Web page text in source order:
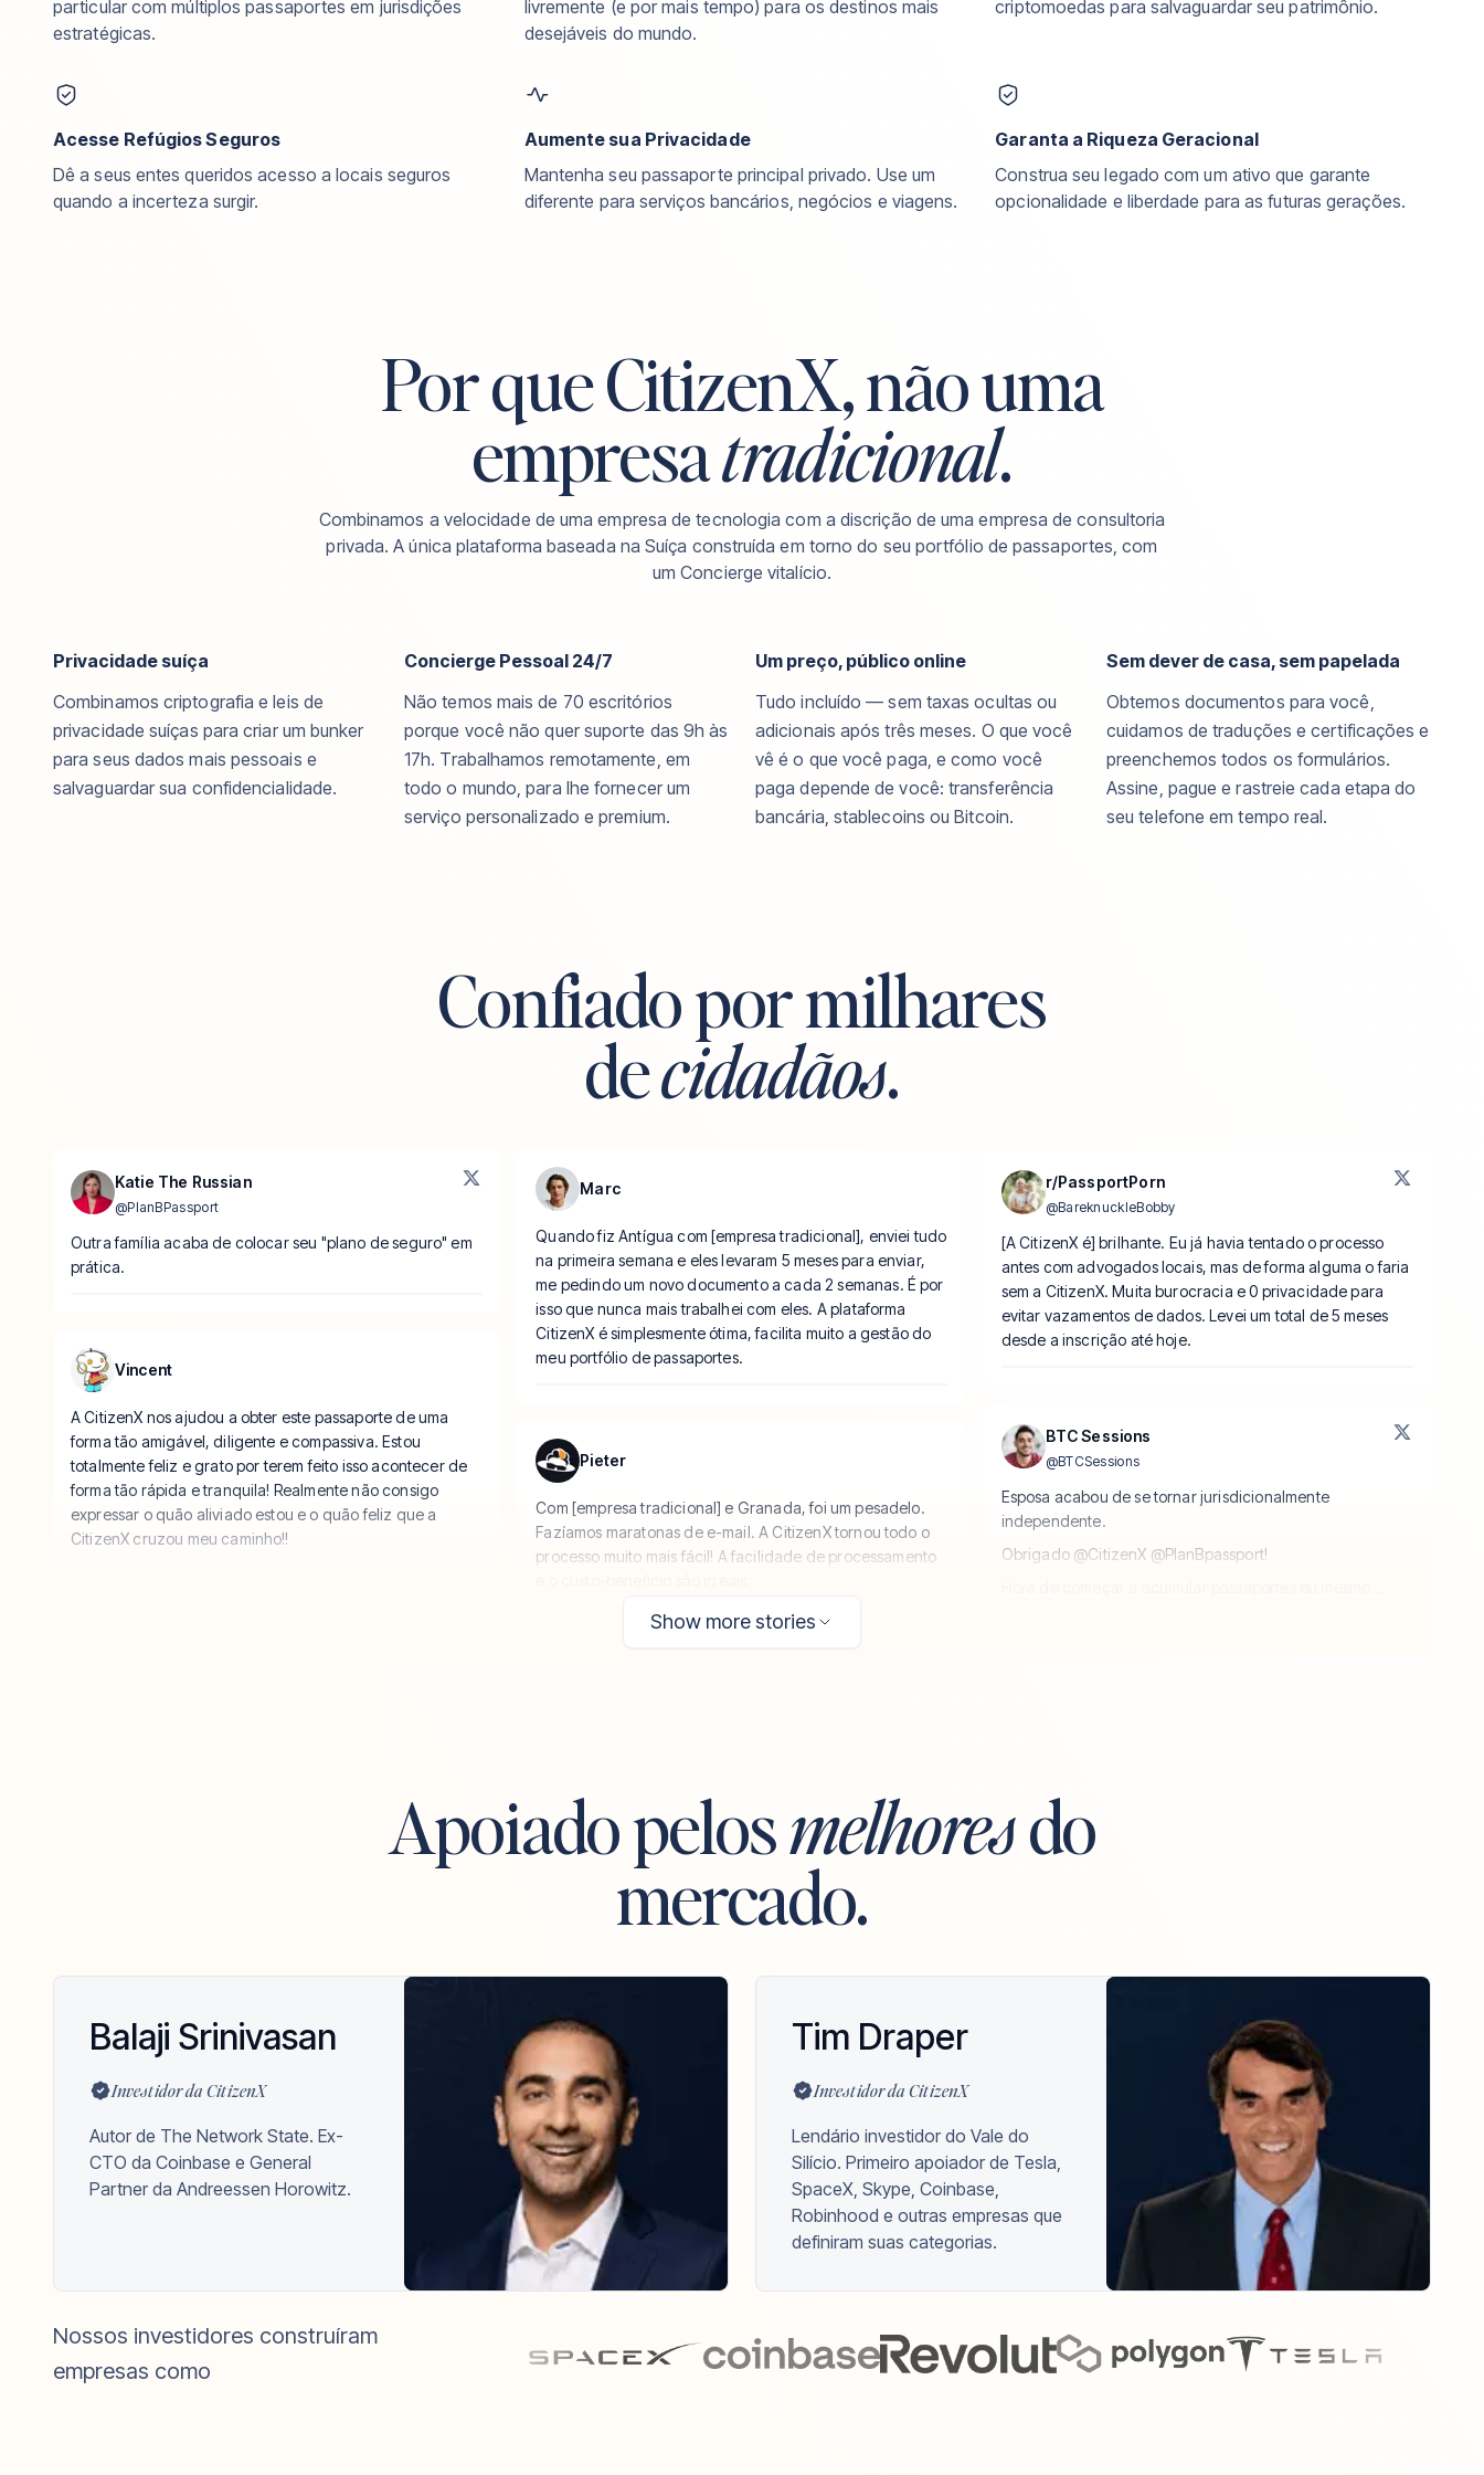
particular com múltiplos passaportes em jurisdições
estratégicas.
livremente (e por mais tempo) para os destinos mais
desejáveis do mundo.
criptomoedas para salvaguardar seu patrimônio.
Acesse Refúgios Seguros
Dê a seus entes queridos acesso a locais seguros
quando a incerteza surgir.
Aumente sua Privacidade
Mantenha seu passaporte principal privado. Use um
diferente para serviços bancários, negócios e viagens.
Garanta a Riqueza Geracional
Construa seu legado com um ativo que garante
opcionalidade e liberdade para as futuras gerações.
Por que CitizenX, não uma
empresatradicional.
Combinamos a velocidade de uma empresa de tecnologia com a discrição de uma empresa de consultoria
privada. A única plataforma baseada na Suíça construída em torno do seu portfólio de passaportes, com
um Concierge vitalício.
Privacidade suíça
Combinamos criptografia e leis de
privacidade suíças para criar um bunker
para seus dados mais pessoais e
salvaguardar sua confidencialidade.
Concierge Pessoal 24/7
Não temos mais de 70 escritórios
porque você não quer suporte das 9h às
17h. Trabalhamos remotamente, em
todo o mundo, para lhe fornecer um
serviço personalizado e premium.
Um preço, público online
Tudo incluído — sem taxas ocultas ou
adicionais após três meses. O que você
vê é o que você paga, e como você
paga depende de você: transferência
bancária, stablecoins ou Bitcoin.
Sem dever de casa, sem papelada
Obtemos documentos para você,
cuidamos de traduções e certificações e
preenchemos todos os formulários.
Assine, pague e rastreie cada etapa do
seu telefone em tempo real.
Confiado por milhares
decidadãos.
Katie The Russian
@PlanBPassport
Outra família acaba de colocar seu "plano de seguro" em
prática.
Vincent
A CitizenX nos ajudou a obter este passaporte de uma
forma tão amigável, diligente e compassiva. Estou
totalmente feliz e grato por terem feito isso acontecer de
forma tão rápida e tranquila! Realmente não consigo
expressar o quão aliviado estou e o quão feliz que a
CitizenX cruzou meu caminho!!
Marc
Quando fiz Antígua com [empresa tradicional], enviei tudo
na primeira semana e eles levaram 5 meses para enviar,
me pedindo um novo documento a cada 2 semanas. É por
isso que nunca mais trabalhei com eles. A plataforma
CitizenX é simplesmente ótima, facilita muito a gestão do
meu portfólio de passaportes.
Pieter
Com [empresa tradicional] e Granada, foi um pesadelo.
Fazíamos maratonas de e-mail. A CitizenX tornou todo o
processo muito mais fácil! A facilidade de processamento
r/PassportPorn
@BareknuckleBobby
[A CitizenX é] brilhante. Eu já havia tentado o processo
antes com advogados locais, mas de forma alguma o faria
sem a CitizenX. Muita burocracia e 0 privacidade para
evitar vazamentos de dados. Levei um total de 5 meses
desde a inscrição até hoje.
BTC Sessions
@BTCSessions
Esposa acabou de se tornar jurisdicionalmente
independente.
Obrigado @CitizenX @PlanBpassport!
Show more stories
Apoiado pelosmelhoresdo
mercado.
Balaji Srinivasan
Investidor da CitizenX
Autor de The Network State. Ex-
CTO da Coinbase e General
Partner da Andreessen Horowitz.
Tim Draper
Investidor da CitizenX
Lendário investidor do Vale do
Silício. Primeiro apoiador de Tesla,
SpaceX, Skype, Coinbase,
Robinhood e outras empresas que
definiram suas categorias.
Nossos investidores construíram
empresas como
SpaceX
Revolut